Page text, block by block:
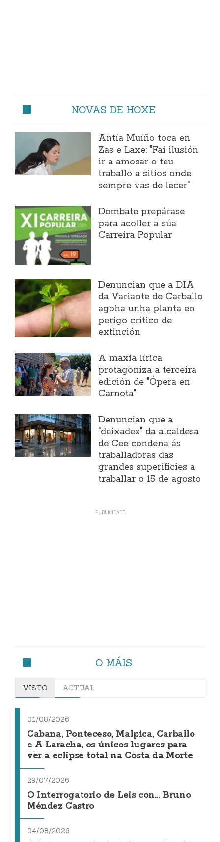
NOVAS DE HOXE
Antía Muíño toca en
Zas e Laxe: "Fai ilusión
ir a amosar o teu
traballo a sitios onde
sempre vas de lecer"
Dombate prepárase
para acoller a súa
Carreira Popular
Denuncian que a DIA
da Variante de Carballo
agoha unha planta en
perigo crítico de
extinción
A maxia lírica
protagoniza a terceira
edición de "Ópera en
Carnota"
Denuncian que a
"deixadez" da alcaldesa
de Cee condena ás
traballadoras das
grandes superificies a
traballar o 15 de agosto
O MÁIS
VISTO ACTUAL
01/08/2026
Cabana, Ponteceso, Malpica, Carballo
e A Laracha, os únicos lugares para
ver a eclipse total na Costa da Morte
29/07/2026
O Interrogatorio de Leis con... Bruno
Méndez Castro
04/08/2026